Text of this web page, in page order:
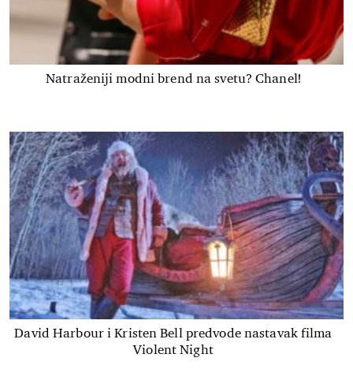
Natraženiji modni brend na svetu? Chanel!
David Harbour i Kristen Bell predvode nastavak filma
Violent Night